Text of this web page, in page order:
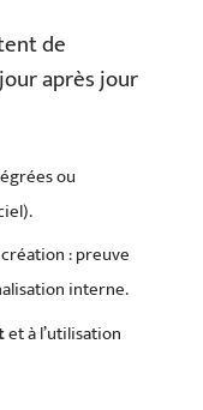
de
après jour
ou
: preuve
interne.
et à l’utilisation